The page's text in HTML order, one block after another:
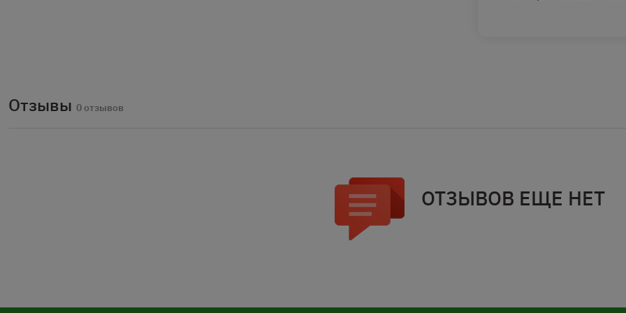
Отзывы 0 отзывов
ОТЗЫВОВ ЕЩЕ НЕТ